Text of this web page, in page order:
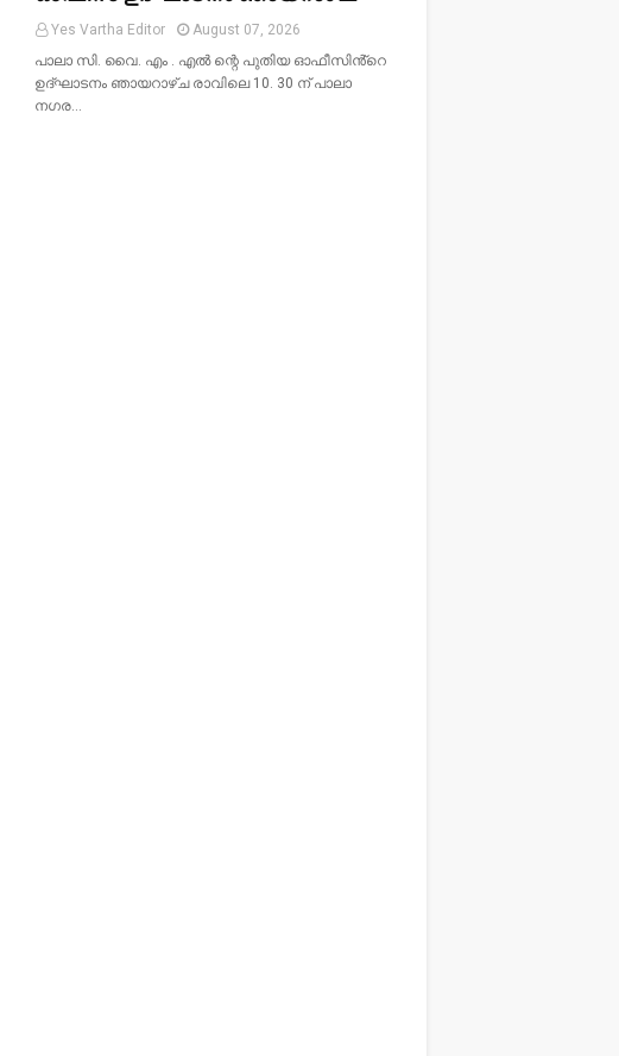
Yes Vartha Editor
August 07, 2026
പാലാ സി. വൈ. എം . എൽ ന്റെ പുതിയ ഓഫീസിൻ്റെ
ഉദ്ഘാടനം ഞായറാഴ്ച രാവിലെ 10. 30 ന് പാലാ
നഗര…